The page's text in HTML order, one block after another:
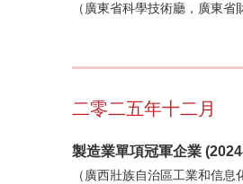
（廣東省科學技術廳，廣東
二零二五年十二月
製造業單項冠軍企業
（廣西壯族自治區工業和信息